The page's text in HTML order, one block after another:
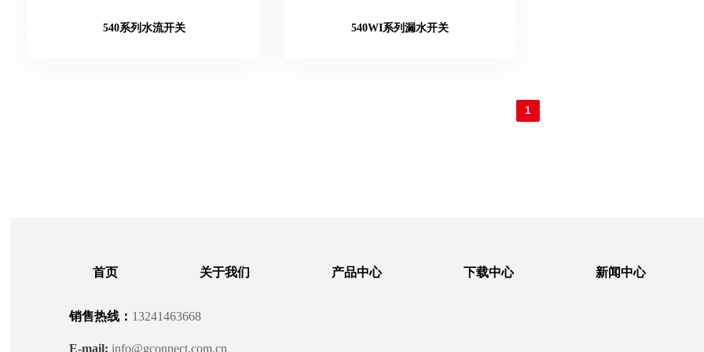
540系列水流开关 540WI系列漏水开关
1
首页 关于我们 产品中心 下载中心 新闻中心
销售热线： 13241463668
E-mail:info@gconnect.com.cn